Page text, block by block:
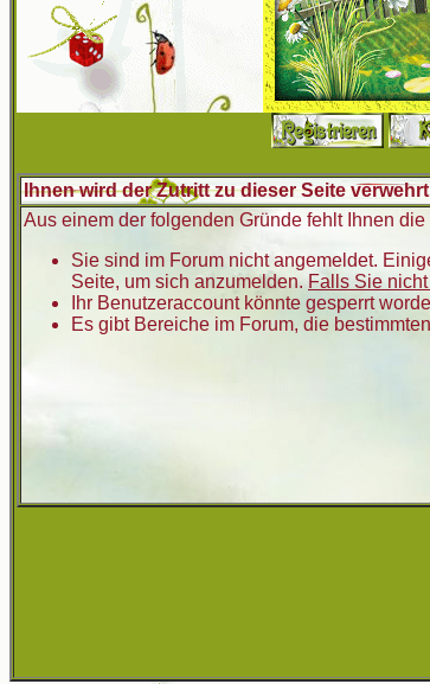
Ihnen wird der Zutritt zu dieser Seite
Aus einem der folgenden Gründe fehlt Ihnen
Sie sind im Forum nicht angemeldet.
Seite, um sich anzumelden. Falls Sie
Ihr Benutzeraccount könnte gesperrt
Es gibt Bereiche im Forum, die